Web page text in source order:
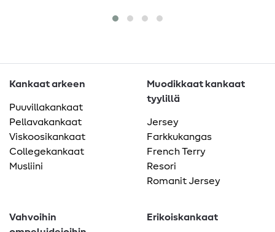
Kankaat arkeen
Puuvillakankaat
Pellavakankaat
Viskoosikankaat
Collegekankaat
Musliini
Muodikkaat kankaat
tyylillä
Jersey
Farkkukangas
French Terry
Resori
Romanit Jersey
Vahvoihin
Erikoiskankaat